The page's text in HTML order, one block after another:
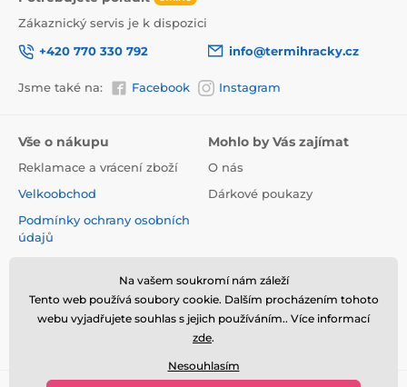
Zákaznický servis je k dispozici
+420 770 330 792
info@termihracky.cz
Jsme také na: Facebook Instagram
Vše o nákupu
Reklamace a vrácení zboží
Velkoobchod
Podmínky ochrany osobních
údajů
cookies
Mohlo by Vás zajímat
O nás
Dárkové poukazy
Na vašem soukromí nám záleží
Tento web používá soubory cookie. Dalším procházením tohoto
webu vyjadřujete souhlas s jejich používáním.. Více informací
zde.
Nesouhlasím